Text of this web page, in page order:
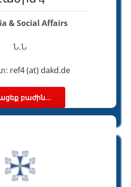
& Social Affairs
Ն.Ն
ref4 (at) dakd.de
բաժին...